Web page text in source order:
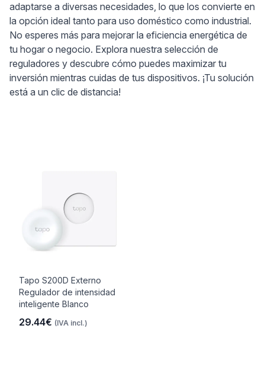
adaptarse a diversas necesidades, lo que los convierte en
la opción ideal tanto para uso doméstico como industrial.
No esperes más para mejorar la eficiencia energética de
tu hogar o negocio. Explora nuestra selección de
reguladores y descubre cómo puedes maximizar tu
inversión mientras cuidas de tus dispositivos. ¡Tu solución
está a un clic de distancia!
Tapo S200D Externo
Regulador de intensidad
inteligente Blanco
29.44€ (IVA incl.)